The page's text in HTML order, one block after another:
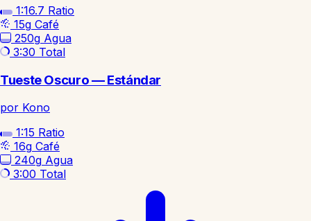
1:16.7 Ratio
15g Café
250g Agua
3:30 Total
Tueste Oscuro — Estándar
por Kono
1:15 Ratio
16g Café
240g Agua
3:00 Total